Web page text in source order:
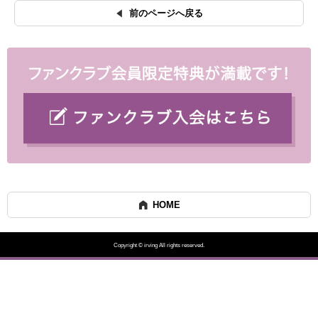
前のページへ戻る
HOME
Copyright © irving All rights reserved.